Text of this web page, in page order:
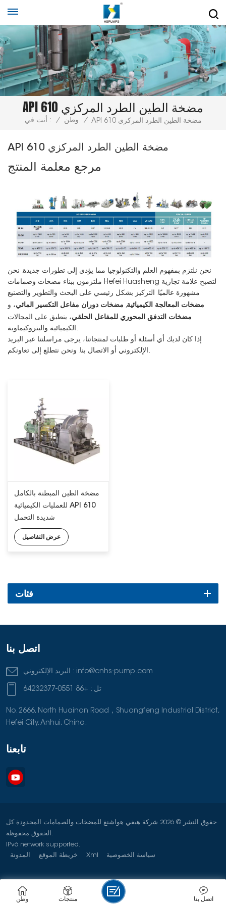
API 610 مضخة الطين الطرد المركزي
أنت في : / وطن / API 610 مضخة الطين الطرد المركزي
API 610 مضخة الطين الطرد المركزي
مرجع معلمة المنتج
نحن نلتزم بمفهوم العلم والتكنولوجيا مما يؤدي إلى تطورات جديدة. نحن
ملتزمون ببناء مضخات وصمامات Hefei Huasheng لتصبح علامة تجارية
مشهورة عالميًا. التركيز بشكل رئيسي على البحث والتطوير والتصنيع
مضخات المعالجة الكيميائية, مضخات دوران مفاعل التكسير المائي، و
مضخات التدفق المحوري للمفاعل الحلقي، ينطبق على المجالات
الكيميائية والبتروكيماوية.
إذا كان لديك أي أسئلة أو طلبات لمنتجاتنا، يرجى مراسلتنا عبر البريد
الإلكتروني أو الاتصال بنا. ونحن نتطلع إلى تعاونكم.
مضخة الطين المبطنة بالكامل
للعمليات الكيميائية API 610
شديدة التحمل
عرض التفاصيل
فئات
اتصل بنا
البريد الإلكتروني : info@cnhs-pump.com
تل : +86 0551-64232377
No. 2666, North Huainan Road，Shuangfeng Industrial District,
Hefei City, Anhui, China.
تابعنا
حقوق النشر © 2026 شركة هيفي هواشنغ للمضخات والصمامات المحدودة كل
الحقوق محفوظة.
IPv6 network supported.
المدونة
خريطة الموقع Xml سياسة الخصوصية
وطن منتجات اتصل بنا